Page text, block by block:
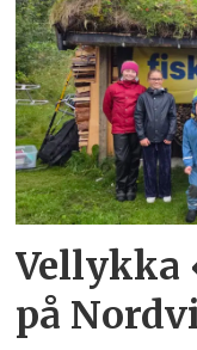
Vellykka
på